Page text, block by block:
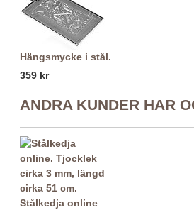
Hängsmycke i stål.
359 kr
ANDRA KUNDER HAR
Stålkedja online